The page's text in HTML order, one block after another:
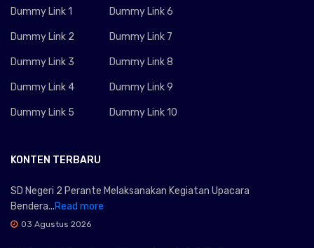
Dummy Link 1
Dummy Link 2
Dummy Link 3
Dummy Link 4
Dummy Link 5
Dummy Link 6
Dummy Link 7
Dummy Link 8
Dummy Link 9
Dummy Link 10
KONTEN TERBARU
SD Negeri 2 Perante Melaksanakan Kegiatan Upacara
Bendera...Read more
03 Agustus 2026